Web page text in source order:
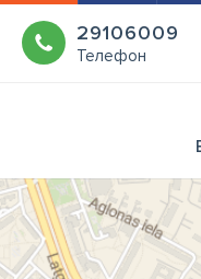
29106009
Телефон